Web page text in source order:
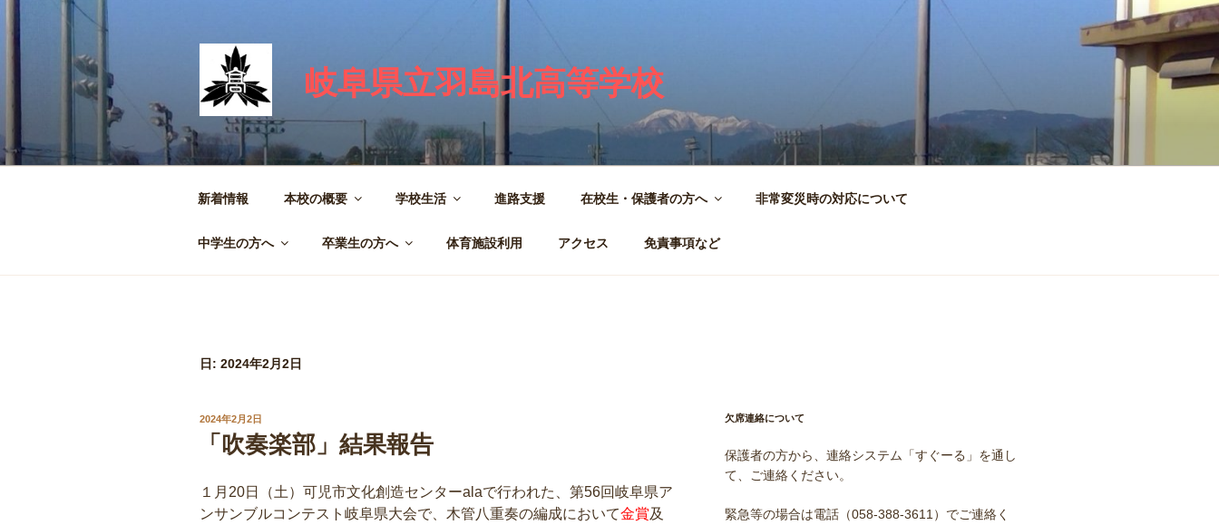
ン
キ
岐阜県立羽島北高等学校
新着情報 本校の概要 学校生活 進路支援 在校生・保護者の方へ 非常変災時の対応について
中学生の方へ 卒業生の方へ 体育施設利用 アクセス 免責事項など
日: 2024年2月2日
投
日:
2024年2月2日
「吹奏楽部」結果報告
１月20日（土）可児市文化創造センターalaで行われた、第56回岐阜県ア
ンサンブルコンテスト岐阜県大会で、木管八重奏の編成において金賞及
欠席連絡について
保護者の方から、連絡システム「すぐーる」を通し
て、ご連絡ください。
緊急等の場合は電話（058-388-3611）でご連絡く